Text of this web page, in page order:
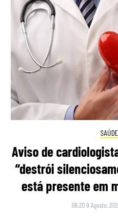
SAÚDE
Aviso de
“destrói
está presente em
08:20 9 Agosto,